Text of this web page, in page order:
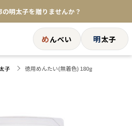
明太子を贈りませんか？
周年記念商品が登場★
方へ】ポストイン！めんべい
めんべい 明太子
子 徳用めんたい(無着色) 180g